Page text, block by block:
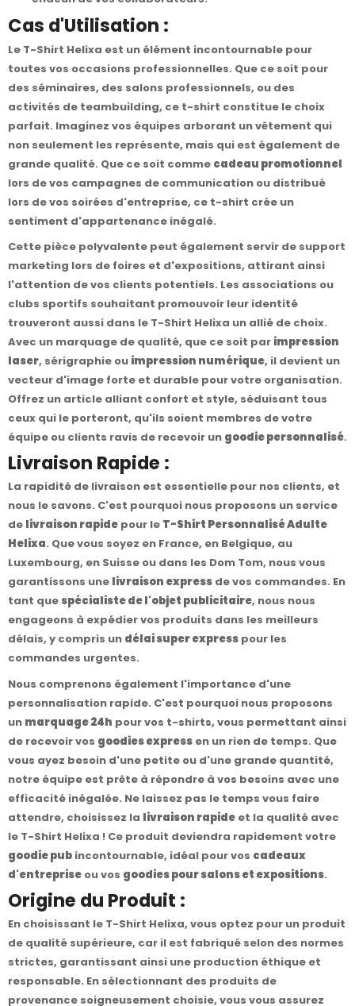
Cas d'Utilisation :
Le T-Shirt Helixa est un élément incontournable pour
toutes vos occasions professionnelles. Que ce soit pour
des séminaires, des salons professionnels, ou des
activités de teambuilding, ce t-shirt constitue le choix
parfait. Imaginez vos équipes arborant un vêtement qui
non seulement les représente, mais qui est également de
grande qualité. Que ce soit comme cadeau promotionnel
lors de vos campagnes de communication ou distribué
lors de vos soirées d'entreprise, ce t-shirt crée un
sentiment d'appartenance inégalé.
Cette pièce polyvalente peut également servir de support
marketing lors de foires et d'expositions, attirant ainsi
l'attention de vos clients potentiels. Les associations ou
clubs sportifs souhaitant promouvoir leur identité
trouveront aussi dans le T-Shirt Helixa un allié de choix.
Avec un marquage de qualité, que ce soit par impression
laser, sérigraphie ou impression numérique, il devient un
vecteur d'image forte et durable pour votre organisation.
Offrez un article alliant confort et style, séduisant tous
ceux qui le porteront, qu'ils soient membres de votre
équipe ou clients ravis de recevoir un goodie personnalisé.
Livraison Rapide :
La rapidité de livraison est essentielle pour nos clients, et
nous le savons. C'est pourquoi nous proposons un service
de livraison rapide pour le T-Shirt Personnalisé Adulte
Helixa. Que vous soyez en France, en Belgique, au
Luxembourg, en Suisse ou dans les Dom Tom, nous vous
garantissons une livraison express de vos commandes. En
tant quespécialiste de l'objet publicitaire, nous nous
engageons à expédier vos produits dans les meilleurs
délais, y compris un délai super express pour les
commandes urgentes.
Nous comprenons également l'importance d'une
personnalisation rapide. C'est pourquoi nous proposons
un marquage 24h pour vos t-shirts, vous permettant ainsi
de recevoir vos goodies express en un rien de temps. Que
vous ayez besoin d'une petite ou d'une grande quantité,
notre équipe est prête à répondre à vos besoins avec une
efficacité inégalée. Ne laissez pas le temps vous faire
attendre, choisissez la livraison rapide et la qualité avec
le T-Shirt Helixa ! Ce produit deviendra rapidement votre
goodie pub incontournable, idéal pour vos cadeaux
d'entreprise ou vos goodies pour salons et expositions.
Origine du Produit :
En choisissant le T-Shirt Helixa, vous optez pour un produit
de qualité supérieure, car il est fabriqué selon des normes
strictes, garantissant ainsi une production éthique et
responsable. En sélectionnant des produits de
provenance soigneusement choisie, vous vous assurez